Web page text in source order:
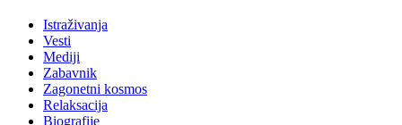
Istraživanja
Vesti
Mediji
Zabavnik
Zagonetni kosmos
Relaksacija
Biografije